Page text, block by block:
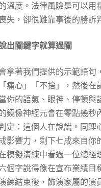
溫度。法律風險是可以用
失，卻很難靠事後的勝訴
出關鍵字就算過關
拿著我們提供的示範語句
痛心」「不捨」，然後在
你的語氣、眼神、停頓與
鏡像神經元會在零點幾秒
定：這個人在說謊。同理
影響力，剩下七成來自你
模擬演練中看過一位總經
個字說得像在宣布業績目
練結束後，飾演家屬的演